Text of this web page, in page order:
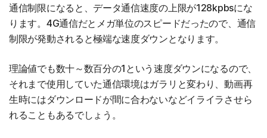
通信制限になると、データ通信速度の上限が128kpbsにな
ります。4G通信だとメガ単位のスピードだったので、通信
制限が発動されると極端な速度ダウンとなります。
理論値でも数十～数百分の1という速度ダウンになるので、
それまで使用していた通信環境はガラリと変わり、動画再
生時にはダウンロードが間に合わないなどイライラさせら
れることもあるでしょう。